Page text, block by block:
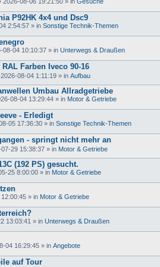
P92HK 4x4 und Dsc9
2:54:57 » in Sonstige Technik-Themen
08-04 10:10:37 » in Unterwegs & Draußen
Farben Iveco 90-16
2026-08-04 1:11:19 » in Aufbau
Umbau Allradgetriebe
08-04 13:29:44 » in Motor & Getriebe
- Erledigt
05 17:36:30 » in Sonstige Technik-Themen
- springt nicht mehr an
29 15:38:37 » in Motor & Getriebe
(192 PS) gesucht.
25 8:00:00 » in Motor & Getriebe
» in Motor & Getriebe
13:03:41 » in Unterwegs & Draußen
04 16:29:45 » in Angebote
auf Tour